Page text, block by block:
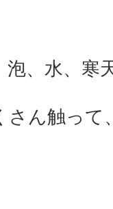
泡、水、寒
さん触って